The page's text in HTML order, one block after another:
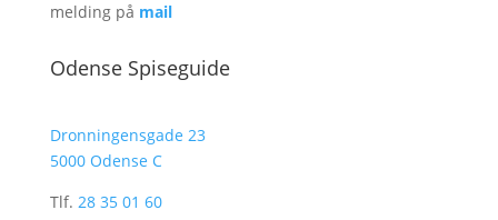
melding på mail
Odense Spiseguide
Dronningensgade 23
5000 Odense C
Tlf. 28 35 01 60